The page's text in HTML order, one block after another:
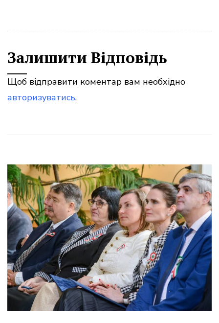
Залишити Відповідь
Щоб відправити коментар вам необхідно
авторизуватись.